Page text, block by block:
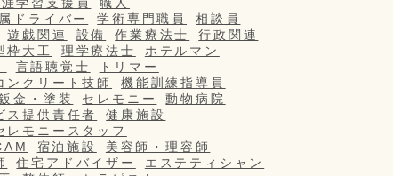
ドライバー 学術専門職員
相談員
遊戯関連 設備 作業療法士
行政関連
枠大工 理学療法士
ホテルマン
言語聴覚士
トリマー
ンクリート技師
機能訓練指導員
金・塗装 セレモニー
動物病院
ス提供責任者
健康施設
レモニースタッフ
宿泊施設
美容師・理容師
住宅アドバイザー
エステティシャン